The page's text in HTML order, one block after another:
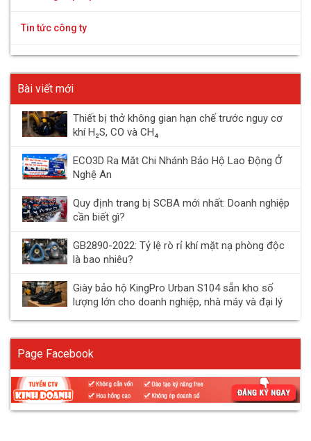
Tin tức công ty
Bài viết mới
Thiết bị thở không gian hạn chế trước nguy cơ
khí H₂S, CO và CH₄
ECO3D Ra Mắt Chi Nhánh Bảo Hộ Lao Động Ở
Nghệ An
Quy định trang bị SCBA mới nhất: Doanh nghiệp
cần biết gì?
GB2890-2022: Tỷ lệ rò rỉ khí mặt nạ phòng độc
là bao nhiêu?
Giày bảo hộ KingPro Urban S104 sẵn kho số
lượng lớn cho doanh nghiệp, nhà máy và đại lý
Page Facebook